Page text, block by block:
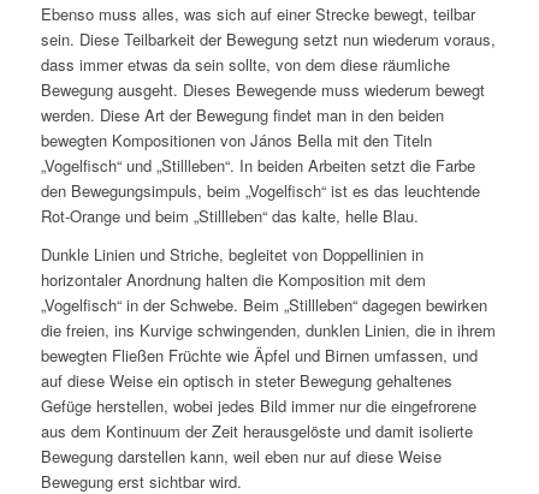
Ebenso muss alles, was sich auf einer Strecke bewegt, teilbar
sein. Diese Teilbarkeit der Bewegung setzt nun wiederum voraus,
dass immer etwas da sein sollte, von dem diese räumliche
Bewegung ausgeht. Dieses Bewegende muss wiederum bewegt
werden. Diese Art der Bewegung findet man in den beiden
bewegten Kompositionen von János Bella mit den Titeln
„Vogelfisch“ und „Stillleben“. In beiden Arbeiten setzt die Farbe
den Bewegungsimpuls, beim „Vogelfisch“ ist es das leuchtende
Rot-Orange und beim „Stillleben“ das kalte, helle Blau.
Dunkle Linien und Striche, begleitet von Doppellinien in
horizontaler Anordnung halten die Komposition mit dem
„Vogelfisch“ in der Schwebe. Beim „Stillleben“ dagegen bewirken
die freien, ins Kurvige schwingenden, dunklen Linien, die in ihrem
bewegten Fließen Früchte wie Äpfel und Birnen umfassen, und
auf diese Weise ein optisch in steter Bewegung gehaltenes
Gefüge herstellen, wobei jedes Bild immer nur die eingefrorene
aus dem Kontinuum der Zeit herausgelöste und damit isolierte
Bewegung darstellen kann, weil eben nur auf diese Weise
Bewegung erst sichtbar wird.